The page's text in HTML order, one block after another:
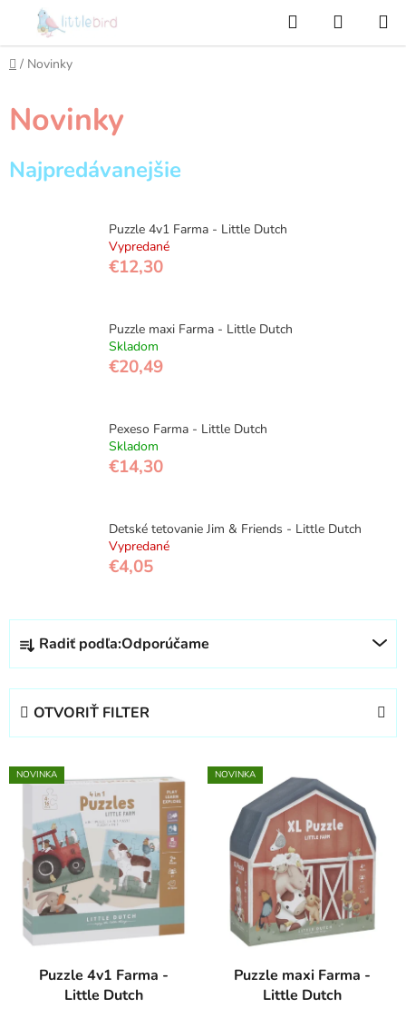
obsah
Hľadať
KOŠÍK
Domov
/ Novinky
Novinky
Najpredávanejšie
Puzzle 4v1 Farma - Little Dutch
Vypredané
€12,30
Puzzle maxi Farma - Little Dutch
Skladom
€20,49
Pexeso Farma - Little Dutch
Skladom
€14,30
Detské tetovanie Jim & Friends - Little Dutch
Vypredané
€4,05
R
d
e
Radiť podľa:Odporúčame
OTVORIŤ FILTER
V
ý
NOVINKA
Puzzle 4v1 Farma -
Little Dutch
NOVINKA
Puzzle maxi Farma -
Little Dutch